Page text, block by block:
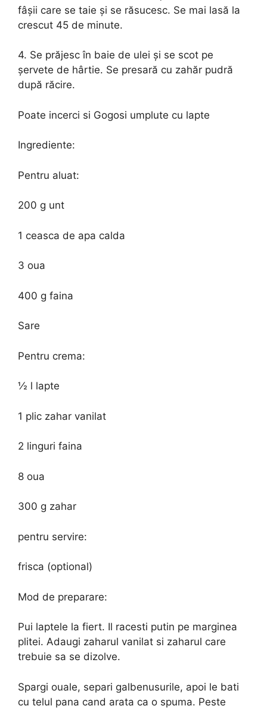
fâșii care se taie și se răsucesc. Se mai lasă la
crescut 45 de minute.
4. Se prăjesc în baie de ulei și se scot pe
șervete de hârtie. Se presară cu zahăr pudră
după răcire.
Poate incerci si Gogosi umplute cu lapte
Ingrediente:
Pentru aluat:
200 g unt
1 ceasca de apa calda
3 oua
400 g faina
Sare
Pentru crema:
½ l lapte
1 plic zahar vanilat
2 linguri faina
8 oua
300 g zahar
pentru servire:
frisca (optional)
Mod de preparare:
Pui laptele la fiert. Il racesti putin pe marginea
plitei. Adaugi zaharul vanilat si zaharul care
trebuie sa se dizolve.
Spargi ouale, separi galbenusurile, apoi le bati
cu telul pana cand arata ca o spuma. Peste